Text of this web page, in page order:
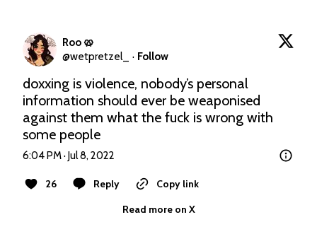
Roo 🥨
@wetpretzel_ · Follow
doxxing is violence, nobody’s personal
information should ever be weaponised
against them what the fuck is wrong with
some people
6:04 PM · Jul 8, 2022
26 Reply
Copy link
Read more on X